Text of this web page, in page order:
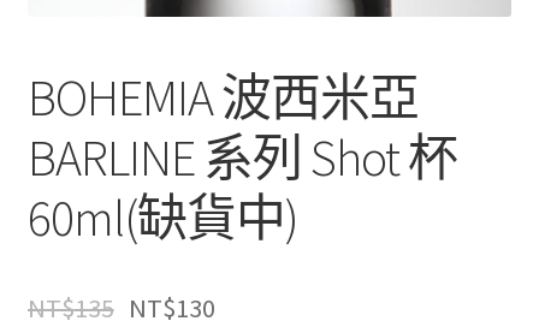
BOHEMIA 波西米亞
BARLINE 系列 Shot 杯
60ml(缺貨中)
NT$135 NT$130